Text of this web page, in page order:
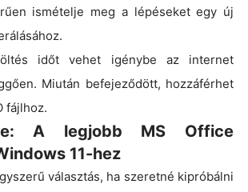
ismételje meg a lépéseket egy új
időt vehet igénybe az internet
Miután befejeződött, hozzáférhet
fájlhoz.
A legjobb MS Office
11-hez
választás, ha szeretné kipróbálni